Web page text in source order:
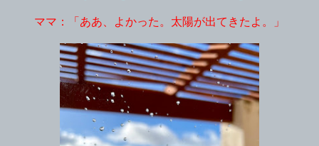
ママ：「ああ、よかった。太陽が出てきたよ。」